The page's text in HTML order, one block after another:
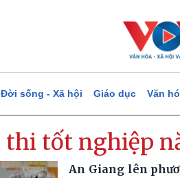
Đời sống - Xã hội Giáo dục Văn
thi tốt nghiệp
An Giang lên